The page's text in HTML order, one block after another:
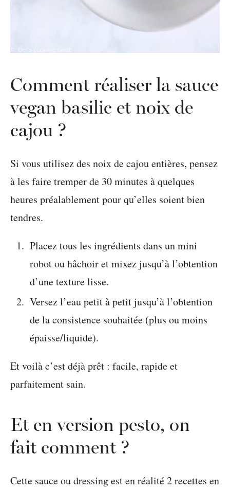
Comment réaliser la sauce
vegan basilic et noix de
cajou ?
Si vous utilisez des noix de cajou entières, pensez
à les faire tremper de 30 minutes à quelques
heures préalablement pour qu’elles soient bien
tendres.
Placez tous les ingrédients dans un mini
robot ou hâchoir et mixez jusqu’à l’obtention
d’une texture lisse.
Versez l’eau petit à petit jusqu’à l’obtention
de la consistence souhaitée (plus ou moins
épaisse/liquide).
Et voilà c’est déjà prêt : facile, rapide et
parfaitement sain.
Et en version pesto, on
fait comment ?
Cette sauce ou dressing est en réalité 2 recettes en